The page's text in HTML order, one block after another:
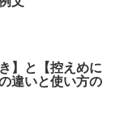
】と【控えめに
違いと使い方の